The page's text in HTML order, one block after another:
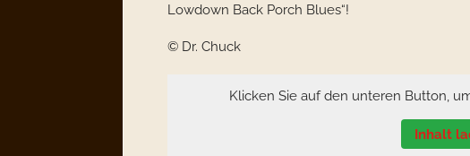
Lowdown Back Porch Blues“!
© Dr. Chuck
Klicken Sie auf den unteren Button,
Inhalt